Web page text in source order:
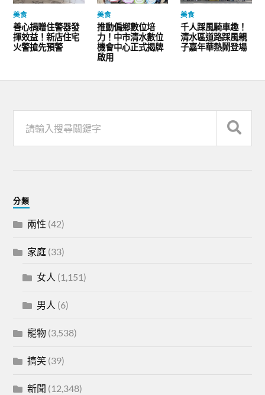
美食
善心捐贈住警器發
揮效益！新店住宅
火警搶先預警
美食
推動偏鄉數位培
力！中市清水數位
機會中心正式揭牌
啟用
美食
千人踩風騎車趣！
清水區道路踩風親
子嘉年華熱鬧登場
分類
兩性 (42)
家庭 (33)
女人 (1,151)
男人 (6)
寵物 (3,538)
搞笑 (39)
新聞 (12,348)